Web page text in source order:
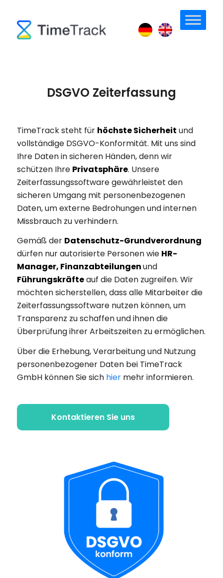
DSGVO Zeiterfassung
TimeTrack steht für höchste Sicherheit und
vollständige DSGVO-Konformität. Mit uns sind
Ihre Daten in sicheren Händen, denn wir
schützen Ihre Privatsphäre. Unsere
Zeiterfassungssoftware gewährleistet den
sicheren Umgang mit personenbezogenen
Daten, um externe Bedrohungen und internen
Missbrauch zu verhindern.
Gemäß der Datenschutz-Grundverordnung
dürfen nur autorisierte Personen wie HR-
Manager, Finanzabteilungenund
Führungskräfteauf die Daten zugreifen. Wir
möchten sicherstellen, dass alle Mitarbeiter die
Zeiterfassungssoftware nutzen können, um
Transparenz zu schaffen und ihnen die
Überprüfung ihrer Arbeitszeiten zu ermöglichen.
Über die Erhebung, Verarbeitung und Nutzung
personenbezogener Daten bei TimeTrack
GmbH können Sie sich hiermehr informieren.
Kontaktieren Sie uns